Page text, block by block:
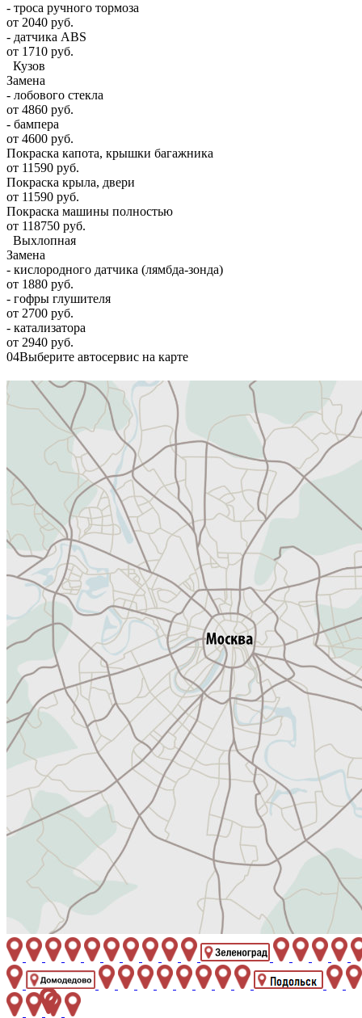
- троса ручного тормоза
от 2040 руб.
- датчика ABS
от 1710 руб.
Кузов
Замена
- лобового стекла
от 4860 руб.
- бампера
от 4600 руб.
Покраска капота, крышки багажника
от 11590 руб.
Покраска крыла, двери
от 11590 руб.
Покраска машины полностью
от 118750 руб.
Выхлопная
Замена
- кислородного датчика (лямбда-зонда)
от 1880 руб.
- гофры глушителя
от 2700 руб.
- катализатора
от 2940 руб.
04Выберите автосервис на карте